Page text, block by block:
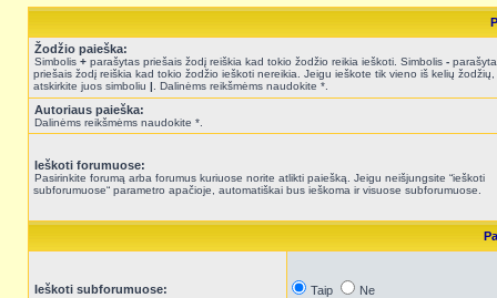
Žodžio paieška:
Simbolis + parašytas priešais žodį reiškia kad tokio žodžio reikia ieškoti. Simbolis -
priešais žodį reiškia kad tokio žodžio ieškoti nereikia. Jeigu ieškote tik vieno iš kelių žodžių,
atskirkite juos simboliu | . Dalinėms reikšmėms naudokite *.
Autoriaus paieška:
Dalinėms reikšmėms naudokite *.
Ieškoti forumuose:
Pasirinkite forumą arba forumus kuriuose norite atlikti paiešką. Jeigu neišjungsite “ieškoti
subforumuose“ parametro apačioje, automatiškai bus ieškoma ir visuose subforumuose.
Ieškoti subforumuose: Taip Ne